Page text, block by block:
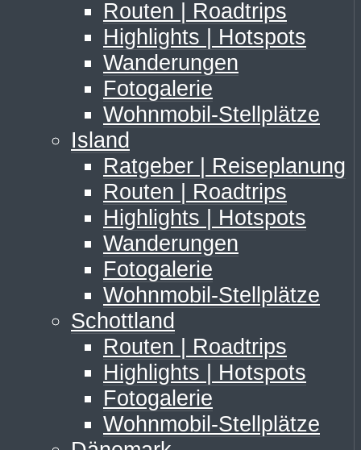
Routen | Roadtrips
Highlights | Hotspots
Wanderungen
Fotogalerie
Wohnmobil-Stellplätze
Island
Ratgeber | Reiseplanung
Routen | Roadtrips
Highlights | Hotspots
Wanderungen
Fotogalerie
Wohnmobil-Stellplätze
Schottland
Routen | Roadtrips
Highlights | Hotspots
Fotogalerie
Wohnmobil-Stellplätze